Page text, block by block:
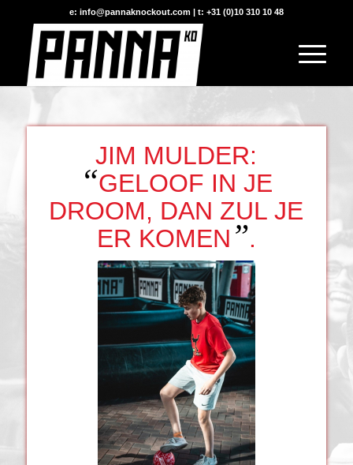
e: info@pannaknockout.com | t: +31 (0)10 310 10 48
JIM MULDER:
“GELOOF IN JE
DROOM, DAN ZUL JE
ER KOMEN ”.